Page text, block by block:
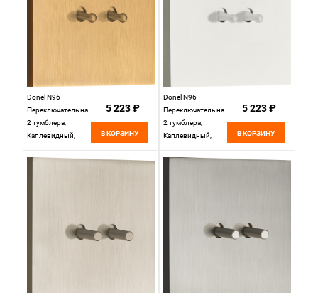
Donel N96
Переключатель на
2 тумблера,
Каплевидный,
серия DT,
5 223 ₽
В КОРЗИНУ
Donel N96
Переключатель на
2 тумблера,
Каплевидный,
серия DT,
5 223 ₽
В КОРЗИНУ